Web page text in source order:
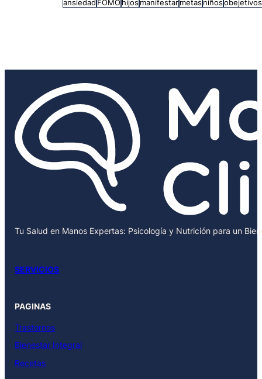
ansiedad FOMO hijos manifestar metas niños obejetivos
Tu Salud en Manos Expertas: Psicología y Nutrición para un
SERVICIOS
PAGINAS
Trastornos
Bienestar Integral
Recetas